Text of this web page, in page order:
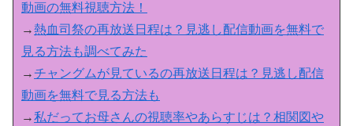
動画の無料視聴方法！
→熱血司祭の再放送日程は？見逃し配信動画を無料で
見る方法も調べてみた
→チャングムが見ているの再放送日程は？見逃し配信
動画を無料で見る方法も
→私だってお母さんの視聴率やあらすじは？相関図や